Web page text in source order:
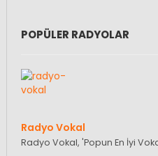
POPÜLER RADYOLAR
Radyo Vokal
Radyo Vokal, 'Popun En İyi